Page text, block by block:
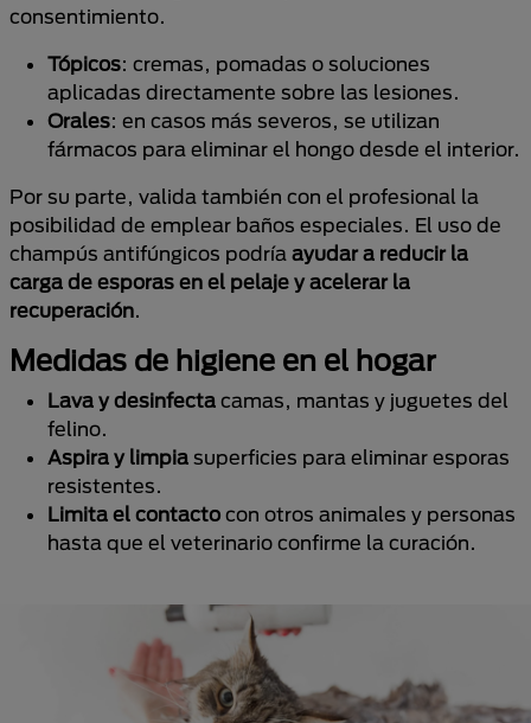
consentimiento.
Tópicos: cremas, pomadas o soluciones
aplicadas directamente sobre las lesiones.
Orales: en casos más severos, se utilizan
fármacos para eliminar el hongo desde el interior.
Por su parte, valida también con el profesional la
posibilidad de emplear baños especiales. El uso de
champús antifúngicos podría ayudar a reducir la
carga de esporas en el pelaje y acelerar la
recuperación.
Medidas de higiene en el hogar
Lava y desinfecta camas, mantas y juguetes del
felino.
Aspira y limpia superficies para eliminar esporas
resistentes.
Limita el contacto con otros animales y personas
hasta que el veterinario confirme la curación.